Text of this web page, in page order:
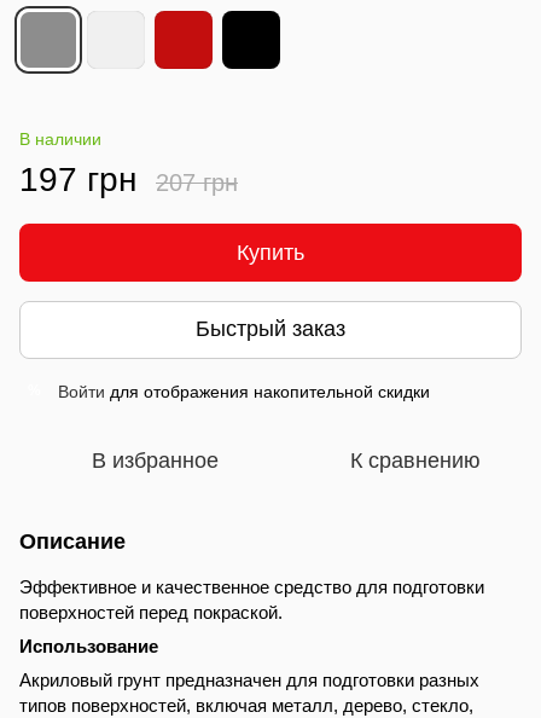
В наличии
197 грн 207 грн
Купить
Быстрый заказ
Войти для отображения накопительной скидки
В избранное К сравнению
Описание
Эффективное и качественное средство для подготовки
поверхностей перед покраской.
Использование
Акриловый грунт предназначен для подготовки разных
типов поверхностей, включая металл, дерево, стекло,